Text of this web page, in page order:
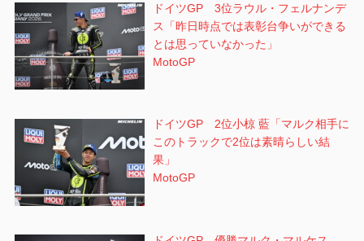
ドイツGP 3位ラウル・フェルナンデ
ス「昨日時点では表彰台争いができる
とは思っていなかった」
MotoGP
ドイツGP 2位小椋 藍「マルク相手に
このトラックで2位は素晴らしい結
果」
MotoGP